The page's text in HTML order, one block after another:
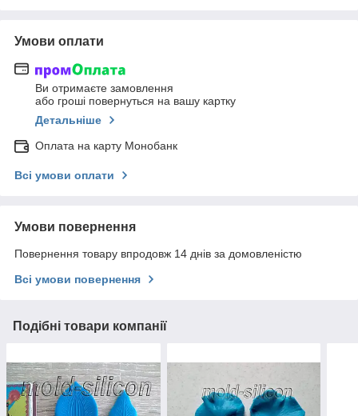
Умови оплати
Ви отримаєте замовлення
або гроші повернуться на вашу картку
Детальніше
Оплата на карту Монобанк
Всі умови оплати
Умови повернення
Повернення товару впродовж 14 днів за домовленістю
Всі умови повернення
Подібні товари компанії